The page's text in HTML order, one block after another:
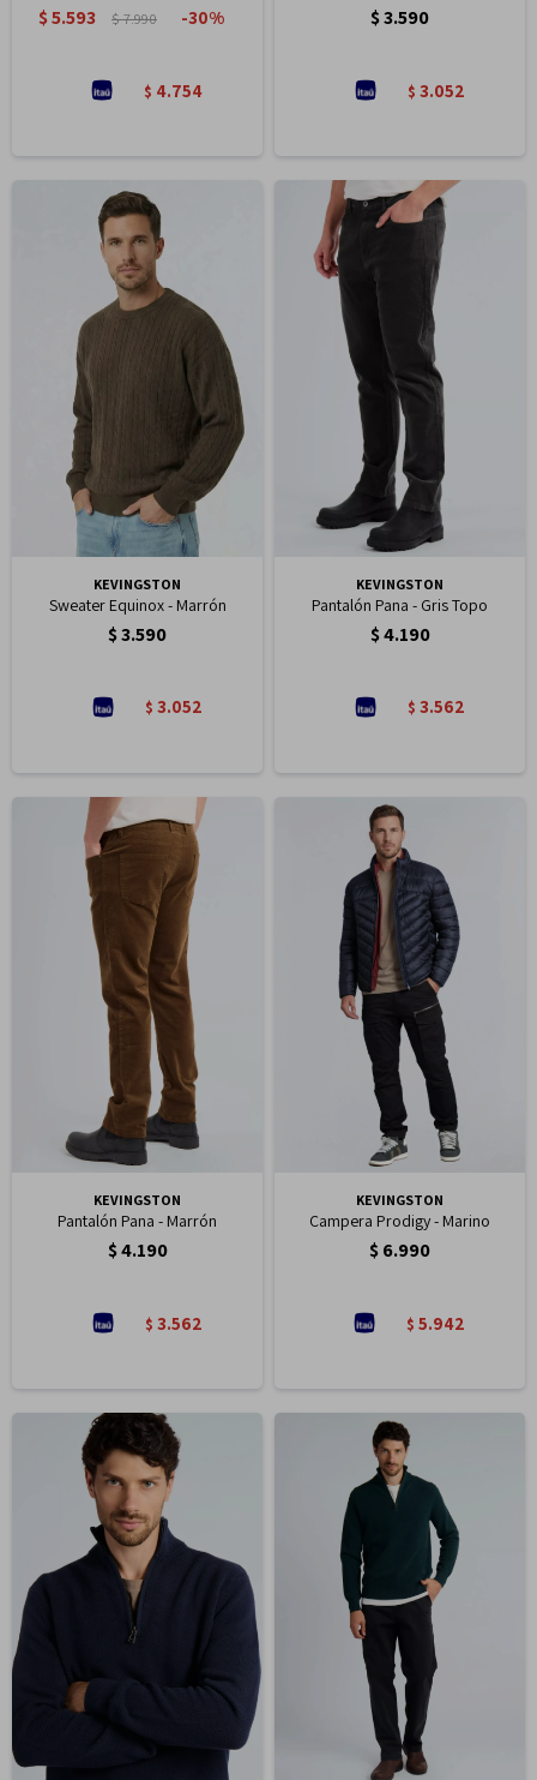
$5.593 $7.990 30
$ 4.754
$3.590
$ 3.052
KEVINGSTON
Sweater Equinox - Marrón
$3.590
$ 3.052
KEVINGSTON
Pantalón Pana - Gris Topo
$4.190
$ 3.562
KEVINGSTON
Pantalón Pana - Marrón
$4.190
$ 3.562
KEVINGSTON
Campera Prodigy - Marino
$6.990
$ 5.942